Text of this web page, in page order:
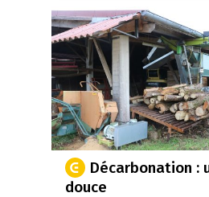
Décarbonation :
douce